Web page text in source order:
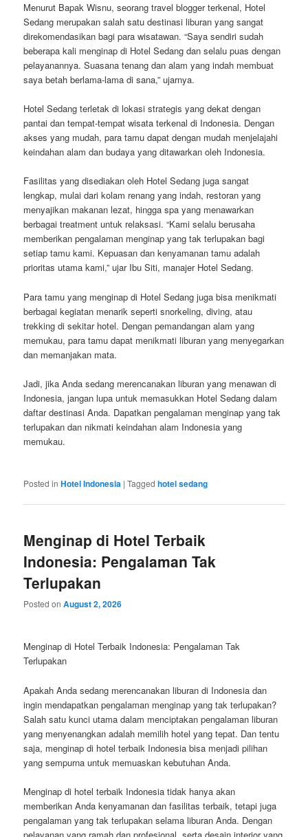
Menurut Bapak Wisnu, seorang travel blogger terkenal, Hotel
Sedang merupakan salah satu destinasi liburan yang sangat
direkomendasikan bagi para wisatawan. “Saya sendiri sudah
beberapa kali menginap di Hotel Sedang dan selalu puas dengan
pelayanannya. Suasana tenang dan alam yang indah membuat
saya betah berlama-lama di sana,” ujarnya.
Hotel Sedang terletak di lokasi strategis yang dekat dengan
pantai dan tempat-tempat wisata terkenal di Indonesia. Dengan
akses yang mudah, para tamu dapat dengan mudah menjelajahi
keindahan alam dan budaya yang ditawarkan oleh Indonesia.
Fasilitas yang disediakan oleh Hotel Sedang juga sangat
lengkap, mulai dari kolam renang yang indah, restoran yang
menyajikan makanan lezat, hingga spa yang menawarkan
berbagai treatment untuk relaksasi. “Kami selalu berusaha
memberikan pengalaman menginap yang tak terlupakan bagi
setiap tamu kami. Kepuasan dan kenyamanan tamu adalah
prioritas utama kami,” ujar Ibu Siti, manajer Hotel Sedang.
Para tamu yang menginap di Hotel Sedang juga bisa menikmati
berbagai kegiatan menarik seperti snorkeling, diving, atau
trekking di sekitar hotel. Dengan pemandangan alam yang
memukau, para tamu dapat menikmati liburan yang menyegarkan
dan memanjakan mata.
Jadi, jika Anda sedang merencanakan liburan yang menawan di
Indonesia, jangan lupa untuk memasukkan Hotel Sedang dalam
daftar destinasi Anda. Dapatkan pengalaman menginap yang tak
terlupakan dan nikmati keindahan alam Indonesia yang
memukau.
Posted in Hotel Indonesia |Tagged hotel sedang
Menginap di Hotel Terbaik
Indonesia: Pengalaman Tak
Terlupakan
Posted onAugust 2, 2026
Menginap di Hotel Terbaik Indonesia: Pengalaman Tak
Terlupakan
Apakah Anda sedang merencanakan liburan di Indonesia dan
ingin mendapatkan pengalaman menginap yang tak terlupakan?
Salah satu kunci utama dalam menciptakan pengalaman liburan
yang menyenangkan adalah memilih hotel yang tepat. Dan tentu
saja, menginap di hotel terbaik Indonesia bisa menjadi pilihan
yang sempurna untuk memuaskan kebutuhan Anda.
Menginap di hotel terbaik Indonesia tidak hanya akan
memberikan Anda kenyamanan dan fasilitas terbaik, tetapi juga
pengalaman yang tak terlupakan selama liburan Anda. Dengan
pelayanan yang ramah dan profesional, serta desain interior yang